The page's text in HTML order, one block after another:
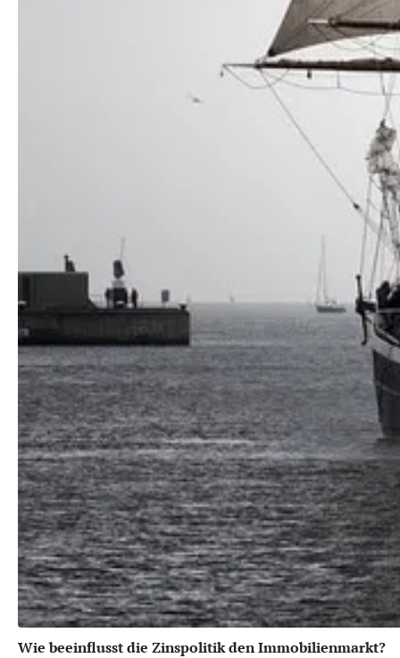
Wie beeinflusst die Zinspolitik den Immobilienmarkt?